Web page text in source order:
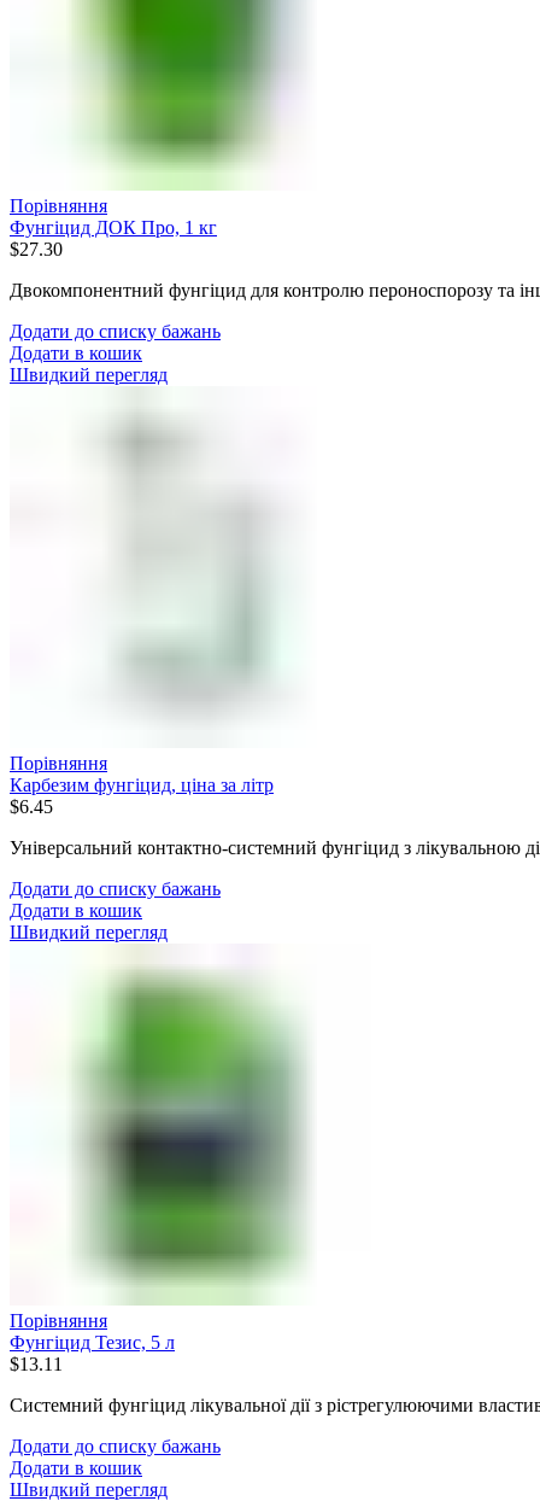
Порівняння
Фунгіцид ДОК Про, 1 кг
$27.30
Двокомпонентний фунгіцид для контролю пероноспорозу та
Додати до списку бажань
Додати в кошик
Швидкий перегляд
Порівняння
Карбезим фунгіцид, ціна за літр
$6.45
Універсальний контактно-системний фунгіцид з лікувальною
Додати до списку бажань
Додати в кошик
Швидкий перегляд
Порівняння
Фунгіцид Тезис, 5 л
$13.11
Системний фунгіцид лікувальної дії з рістрегулюючими
Додати до списку бажань
Додати в кошик
Швидкий перегляд